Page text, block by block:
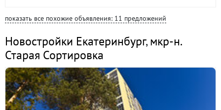
показать все похожие объявления: 11 предложений
Новостройки Екатеринбург,мкр-н.
Старая Сортировка